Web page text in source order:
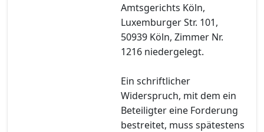
Amtsgerichts Köln,
Luxemburger Str. 101,
50939 Köln, Zimmer Nr.
1216 niedergelegt.
Ein schriftlicher
Widerspruch, mit dem ein
Beteiligter eine Forderung
bestreitet, muss spätestens